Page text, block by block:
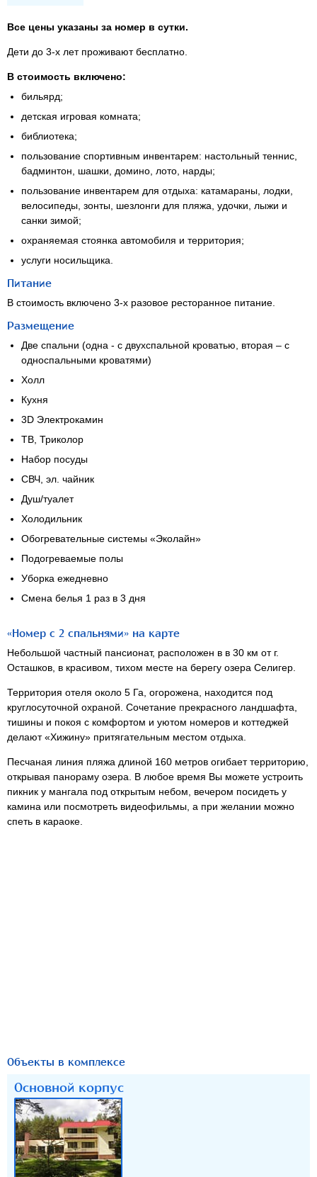
Все цены указаны за номер в сутки.
Дети до 3-х летпроживают бесплатно.
В стоимость включено:
бильярд;
детская игровая комната;
библиотека;
пользование спортивным инвентарем: настольный теннис,
бадминтон, шашки, домино, лото, нарды;
пользование инвентарем для отдыха: катамараны, лодки,
велосипеды, зонты, шезлонги для пляжа, удочки, лыжи и
санки зимой;
охраняемая стоянка автомобиля и территория;
услуги носильщика.
Питание
В стоимость включено 3-х разовое ресторанное питание.
Размещение
Две спальни (одна - с двухспальной кроватью, вторая – с
односпальными кроватями)
Холл
Кухня
3D Электрокамин
ТВ, Триколор
Набор посуды
СВЧ, эл. чайник
Душ/туалет
Холодильник
Обогревательные системы «Эколайн»
Подогреваемые полы
Уборка ежедневно
Смена белья 1 раз в 3 дня
«Номер с 2 спальнями» на карте
Небольшой частный пансионат, расположен в в 30 км от г.
Осташков, в красивом, тихом месте на берегу озера Селигер.
Территория отеля около 5 Га, огорожена, находится под
круглосуточной охраной. Сочетание прекрасного ландшафта,
тишины и покоя с комфортом и уютом номеров и коттеджей
делают «Хижину» притягательным местом отдыха.
Песчаная линия пляжа длиной 160 метров огибает территорию,
открывая панораму озера. В любое время Вы можете устроить
пикник у мангала под открытым небом, вечером посидеть у
камина или посмотреть видеофильмы, а при желании можно
спеть в караоке.
Объекты в комплексе
Основной корпус